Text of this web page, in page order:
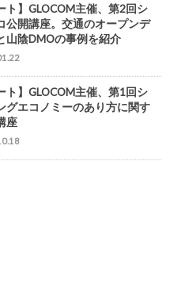
ト】GLOCOM主催、第2回シ
公開講座。交通のオープンデ
山陰DMOの事例を紹介
ト】GLOCOM主催、第1回シ
グエコノミーのあり方に関す
座